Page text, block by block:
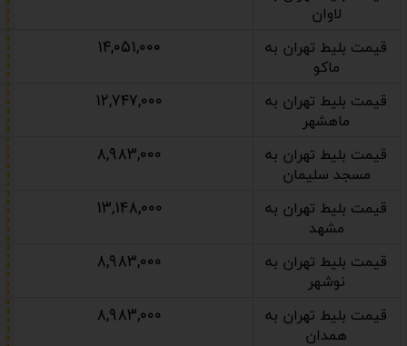
لاوان
قیمت بلیط تهران به
ماکو
۱۴,۰۵۱,۰۰۰
قیمت بلیط تهران به
ماهشهر
۱۲,۷۴۷,۰۰۰
قیمت بلیط تهران به
مسجد سلیمان
۸,۹۸۳,۰۰۰
قیمت بلیط تهران به
مشهد
۱۳,۱۴۸,۰۰۰
قیمت بلیط تهران به
نوشهر
۸,۹۸۳,۰۰۰
قیمت بلیط تهران به
همدان
۸,۹۸۳,۰۰۰